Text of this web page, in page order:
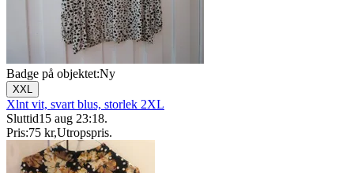
Badge på objektet:Ny
XXL
Xlnt vit, svart blus, storlek 2XL
Sluttid15 aug 23:18.
Pris:75 kr,Utropspris.